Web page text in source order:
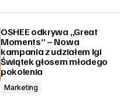
OSHEE odkrywa „Great
Moments” – Nowa
kampania z udziałem Igi
Świątek głosem młodego
pokolenia
Marketing